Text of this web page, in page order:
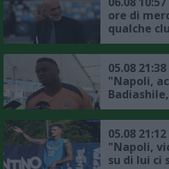
ore di
qualche
pole"
05.08
"Napoli,
la
dettagli"
05.08
"Napoli,
su di lui ci